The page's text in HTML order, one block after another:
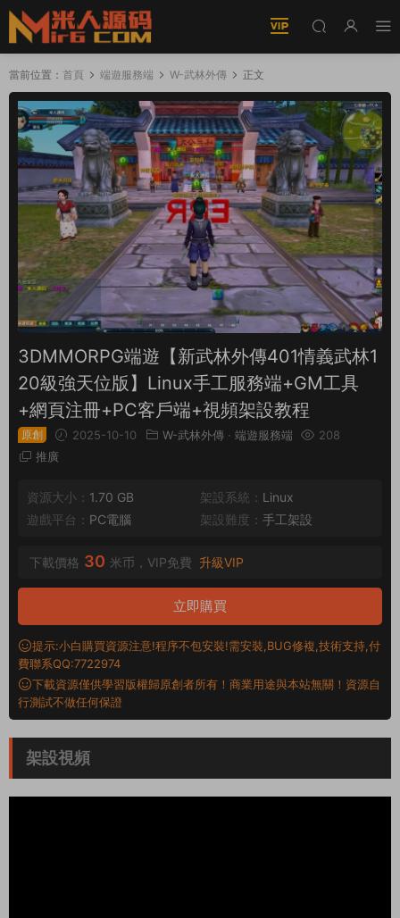
當前位置： 首頁 端遊服務端 W-武林外傳 正文
3DMMORPG端遊【新武林外傳401情義武林1
20級強天位版】Linux手工服務端+GM工具
+網頁注冊+PC客戶端+視頻架設教程
原創 2025-10-10 W-武林外傳 · 端遊服務端
208
推廣
資源大小： 1.70 GB 架設系統： Linux
遊戲平台： PC電腦 架設難度： 手工架設
下載價格 30 米币，VIP免費 升級VIP
立即購買
提示:小白購買資源注意!程序不包安裝!需安裝,BUG修複,技術支持,付
費聯系QQ:7722974
下載資源僅供學習版權歸原創者所有！商業用途與本站無關！資源自
行測試不做任何保證
架設視頻